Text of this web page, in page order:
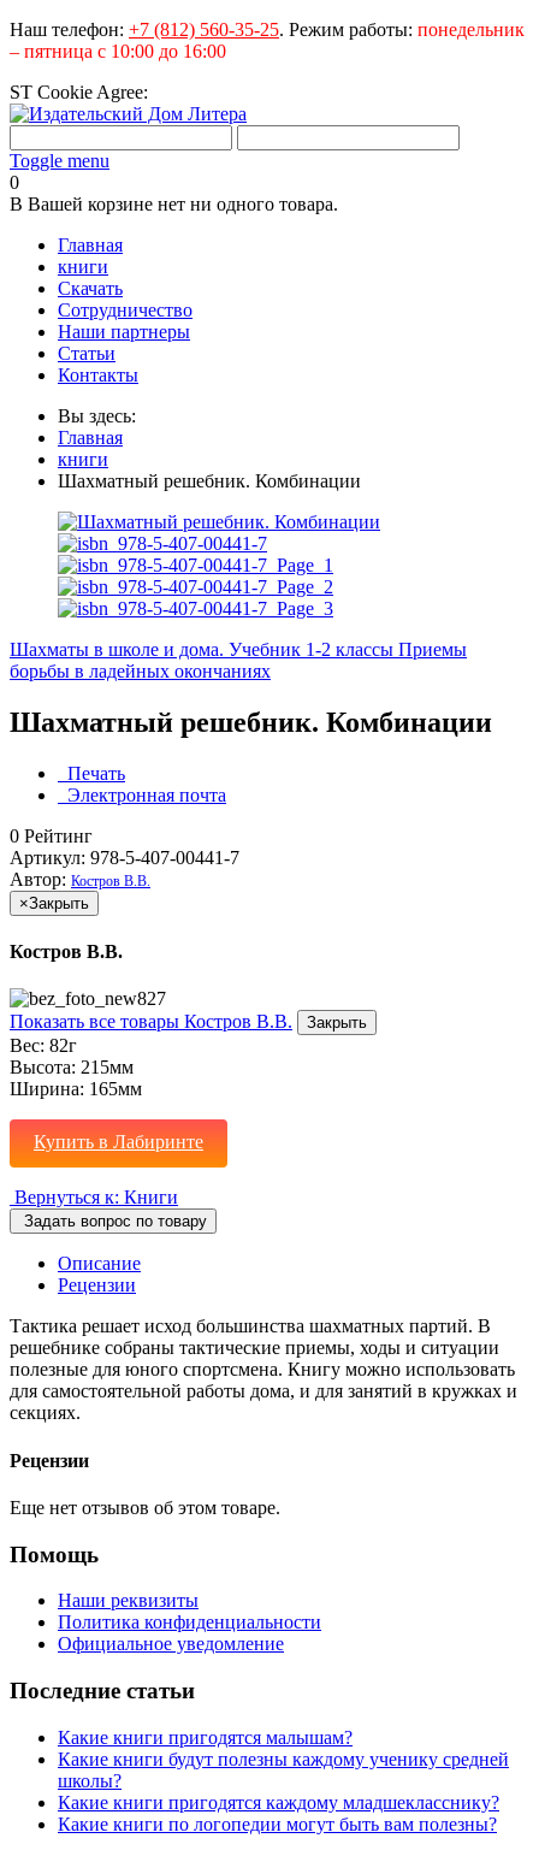
Наш телефон: +7 (812) 560-35-25. Режим работы: понедельник
– пятница с 10:00 до 16:00
ST Cookie Agree:
Toggle menu
0
В Вашей корзине нет ни одного товара.
Главная
книги
Скачать
Сотрудничество
Наши партнеры
Статьи
Контакты
Вы здесь:
Главная
книги
Шахматный решебник. Комбинации
Шахматы в школе и дома. Учебник 1-2 классы Приемы
борьбы в ладейных окончаниях
Шахматный решебник. Комбинации
Печать
Электронная почта
0 Рейтинг
Артикул: 978-5-407-00441-7
Автор: Костров В.В.
×Закрыть
Костров В.В.
Показать все товары Костров В.В. Закрыть
Вес: 82г
Высота: 215мм
Ширина: 165мм
Купить в Лабиринте
Вернуться к: Книги
Задать вопрос по товару
Описание
Рецензии
Тактика решает исход большинства шахматных партий. В
решебнике собраны тактические приемы, ходы и ситуации
полезные для юного спортсмена. Книгу можно использовать
для самостоятельной работы дома, и для занятий в кружках и
секциях.
Рецензии
Еще нет отзывов об этом товаре.
Помощь
Наши реквизиты
Политика конфиденциальности
Официальное уведомление
Последние статьи
Какие книги пригодятся малышам?
Какие книги будут полезны каждому ученику средней
школы?
Какие книги пригодятся каждому младшекласснику?
Какие книги по логопедии могут быть вам полезны?